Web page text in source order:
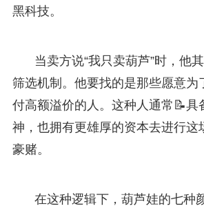
黑科技。
当卖方说“我只卖葫芦”时，他
筛选机制。他要找的是那些愿意为
付高额溢价的人。这种人通常📝具
神，也拥有更雄厚的资本去进行这
豪赌。
在这种逻辑下，葫芦娃的七种